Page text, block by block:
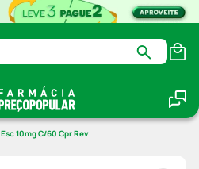
Esc 10mg C/60 Cpr Rev